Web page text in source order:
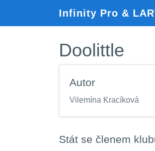
Infinity Pro &
Doolittle
Autor
Vilemína Kracíková
Stát se členem